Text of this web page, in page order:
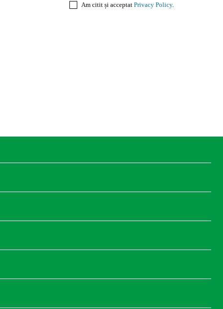
Am citit și acceptat Privacy Policy.